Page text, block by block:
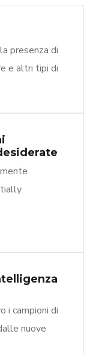
presenza di
e altri tipi di
i campioni di
nuove